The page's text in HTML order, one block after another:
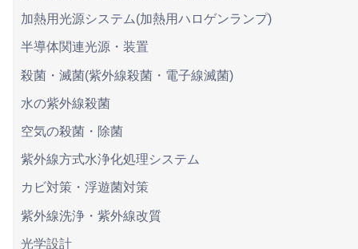
加熱用光源システム(加熱用ハロゲンランプ)
半導体関連光源・装置
殺菌・滅菌(紫外線殺菌・電子線滅菌)
水の紫外線殺菌
空気の殺菌・除菌
紫外線方式水浄化処理システム
カビ対策・浮遊菌対策
紫外線洗浄・紫外線改質
光学設計